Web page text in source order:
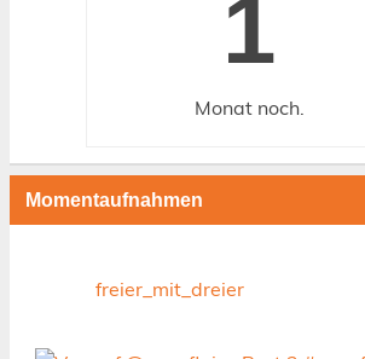
1
Monat noch.
Momentaufnahmen
freier_mit_dreier